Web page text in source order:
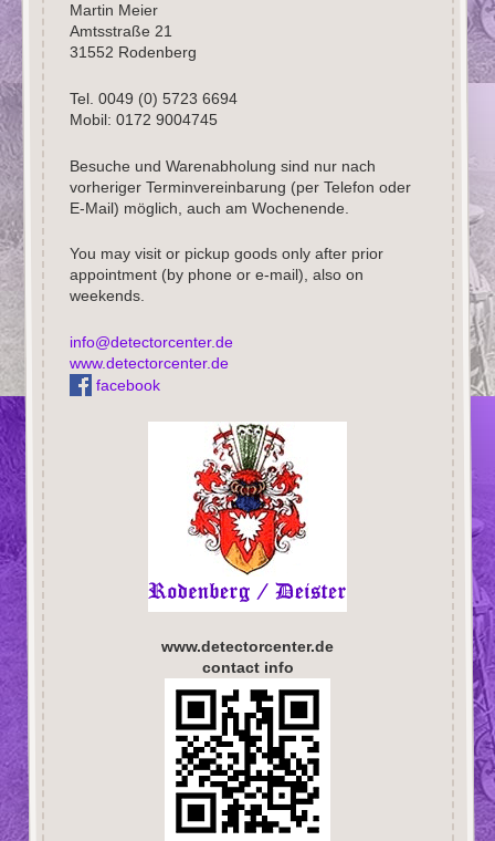
Martin Meier
Amtsstraße 21
31552 Rodenberg
Tel. 0049 (0) 5723 6694
Mobil: 0172 9004745
Besuche und Warenabholung sind nur nach
vorheriger Terminvereinbarung (per Telefon oder
E-Mail) möglich, auch am Wochenende.
You may visit or pickup goods only after prior
appointment (by phone or e-mail), also on
weekends.
info@detectorcenter.de
www.detectorcenter.de
facebook
www.detectorcenter.de
contact info